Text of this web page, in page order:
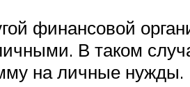
финансовой
В таком
на личные нужды.